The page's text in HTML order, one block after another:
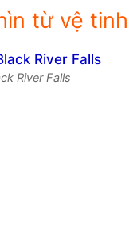
từ vệ tinh
River Falls